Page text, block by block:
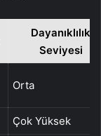
Dayanıklılık
Seviyesi
Orta
Çok Yüksek